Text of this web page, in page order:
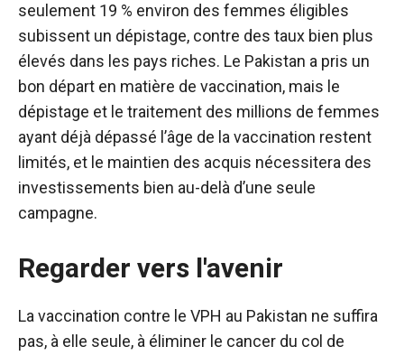
seulement 19 % environ des femmes éligibles
subissent un dépistage, contre des taux bien plus
élevés dans les pays riches. Le Pakistan a pris un
bon départ en matière de vaccination, mais le
dépistage et le traitement des millions de femmes
ayant déjà dépassé l’âge de la vaccination restent
limités, et le maintien des acquis nécessitera des
investissements bien au-delà d’une seule
campagne.
Regarder vers l'avenir
La vaccination contre le VPH au Pakistan ne suffira
pas, à elle seule, à éliminer le cancer du col de